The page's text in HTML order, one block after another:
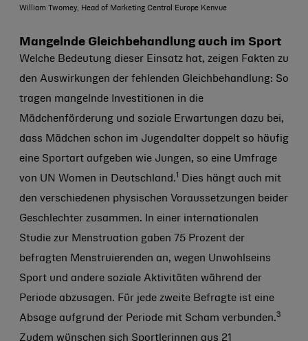
William Twomey, Head of Marketing Central Europe Kenvue
Mangelnde Gleichbehandlung auch im Sport
Welche Bedeutung dieser Einsatz hat, zeigen Fakten zu
den Auswirkungen der fehlenden Gleichbehandlung: So
tragen mangelnde Investitionen in die
Mädchenförderung und soziale Erwartungen dazu bei,
dass Mädchen schon im Jugendalter doppelt so häufig
eine Sportart aufgeben wie Jungen, so eine Umfrage
von UN Women in Deutschland. Dies hängt auch mit
den verschiedenen physischen Voraussetzungen beider
Geschlechter zusammen. In einer internationalen
Studie zur Menstruation gaben 75 Prozent der
befragten Menstruierenden an, wegen Unwohlseins
Sport und andere soziale Aktivitäten während der
Periode abzusagen. Für jede zweite Befragte ist eine
Absage aufgrund der Periode mit Scham verbunden.3
Zudem wünschen sich Sportlerinnen aus 21